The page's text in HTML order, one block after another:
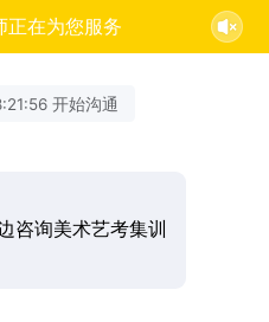
正在为您服务
开始沟通
咨询美术艺考集训